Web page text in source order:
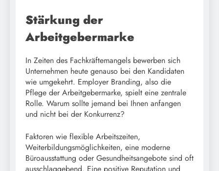
Stärkung der
Arbeitgebermarke
In Zeiten des Fachkräftemangels bewerben sich
Unternehmen heute genauso bei den Kandidaten
wie umgekehrt. Employer Branding, also die
Pflege der Arbeitgebermarke, spielt eine zentrale
Rolle. Warum sollte jemand bei Ihnen anfangen
und nicht bei der Konkurrenz?
Faktoren wie flexible Arbeitszeiten,
Weiterbildungsmöglichkeiten, eine moderne
Büroausstattung oder Gesundheitsangebote sind oft
ausschlaggebend. Eine positive Reputation und